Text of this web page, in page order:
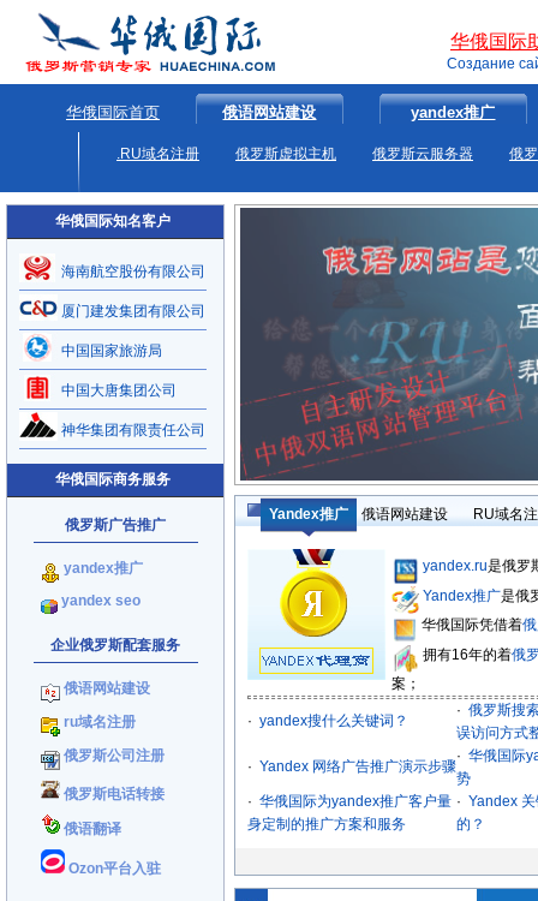
华俄国际
Создание
华俄国际首页 俄语网站建设 yandex推广
.RU域名注册 俄罗斯虚拟主机 俄罗斯云服务器 俄
华俄国际知名客户
海南航空股份有限公司
厦门建发集团有限公司
中国国家旅游局
中国大唐集团公司
神华集团有限责任公司
华俄国际商务服务
俄罗斯广告推广
yandex推广
yandex seo
企业俄罗斯配套服务
俄语网站建设
ru域名注册
俄罗斯公司注册
俄罗斯电话转接
俄语翻译
Ozon平台入驻
Yandex推广 俄语网站建设 RU域名
yandex.ru是俄罗
Yandex推广是俄
华俄国际凭借着
拥有16年的着俄
案；
· yandex搜什么关键词？
· 俄罗斯搜
误访问方式
· Yandex 网络广告推广演示步骤
· 华俄国际
势
· 华俄国际为yandex推广客户量
身定制的推广方案和服务
· Yandex
的？